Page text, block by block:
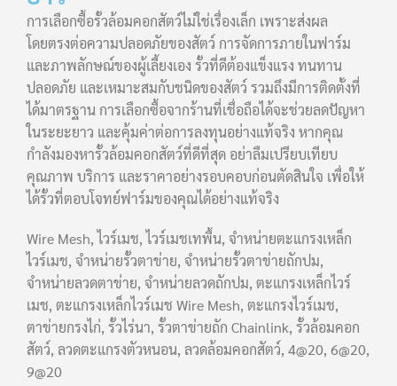
การเลือกซื้อรั้วล้อมคอกสัตว์ไม่ใช่เรื่องเล็ก เพราะส่งผล
โดยตรงต่อความปลอดภัยของสัตว์ การจัดการภายในฟาร์ม
และภาพลักษณ์ของผู้เลี้ยงเอง รั้วที่ดีต้องแข็งแรง ทนทาน
ปลอดภัย และเหมาะสมกับชนิดของสัตว์ รวมถึงมีการติดตั้งที่
ได้มาตรฐาน การเลือกซื้อจากร้านที่เชื่อถือได้จะช่วยลดปัญหา
ในระยะยาว และคุ้มค่าต่อการลงทุนอย่างแท้จริง หากคุณ
กำลังมองหารั้วล้อมคอกสัตว์ที่ดีที่สุด อย่าลืมเปรียบเทียบ
คุณภาพ บริการ และราคาอย่างรอบคอบก่อนตัดสินใจ เพื่อให้
ได้รั้วที่ตอบโจทย์ฟาร์มของคุณได้อย่างแท้จริง
Wire Mesh, ไวร์เมช, ไวร์เมชเทพื้น, จำหน่ายตะแกรงเหล็ก
ไวร์เมช, จำหน่ายรั้วตาข่าย, จำหน่ายรั้วตาข่ายถักปม,
จำหน่ายลวดตาข่าย, จำหน่ายลวดถักปม, ตะแกรงเหล็กไวร์
เมช, ตะแกรงเหล็กไวร์เมช Wire Mesh, ตะแกรงไวร์เมช,
ตาข่ายกรงไก่, รั้วไร่นา, รั้วตาข่ายถัก Chainlink, รั้วล้อมคอก
สัตว์, ลวดตะแกรงตัวหนอน, ลวดล้อมคอกสัตว์, 4@20, 6@20,
9@20